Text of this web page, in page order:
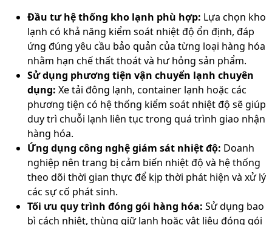
Đầu tư hệ thống kho lạnh phù hợp: Lựa chọn kho
lạnh có khả năng kiểm soát nhiệt độ ổn định, đáp
ứng đúng yêu cầu bảo quản của từng loại hàng hóa
nhằm hạn chế thất thoát và hư hỏng sản phẩm.
Sử dụng phương tiện vận chuyển lạnh chuyên
dụng: Xe tải đông lạnh, container lạnh hoặc các
phương tiện có hệ thống kiểm soát nhiệt độ sẽ giúp
duy trì chuỗi lạnh liên tục trong quá trình giao nhận
hàng hóa.
Ứng dụng công nghệ giám sát nhiệt độ: Doanh
nghiệp nên trang bị cảm biến nhiệt độ và hệ thống
theo dõi thời gian thực để kịp thời phát hiện và xử lý
các sự cố phát sinh.
Tối ưu quy trình đóng gói hàng hóa: Sử dụng bao
bì cách nhiệt, thùng giữ lạnh hoặc vật liệu đóng gói